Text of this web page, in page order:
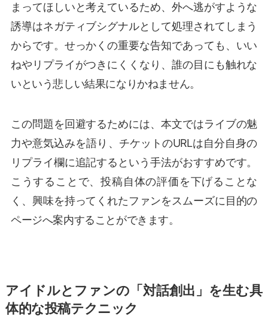
まってほしいと考えているため、外へ逃がすような
誘導はネガティブシグナルとして処理されてしまう
からです。せっかくの重要な告知であっても、いい
ねやリプライがつきにくくなり、誰の目にも触れな
いという悲しい結果になりかねません。
この問題を回避するためには、本文ではライブの魅
力や意気込みを語り、チケットのURLは自分自身の
リプライ欄に追記するという手法がおすすめです。
こうすることで、投稿自体の評価を下げることな
く、興味を持ってくれたファンをスムーズに目的の
ページへ案内することができます。
アイドルとファンの「対話創出」を生む具
体的な投稿テクニック